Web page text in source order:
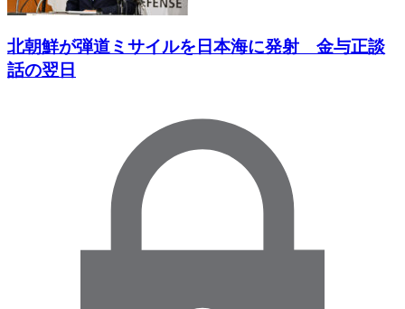
北朝鮮が弾道ミサイルを日本海に発射 金与正談
話の翌日